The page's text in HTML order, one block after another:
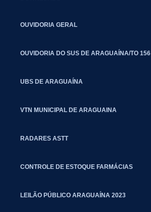
OUVIDORIA GERAL
OUVIDORIA DO SUS DE ARAGUAÍNA/TO 156
UBS DE ARAGUAÍNA
VTN MUNICIPAL DE ARAGUAINA
RADARES ASTT
CONTROLE DE ESTOQUE FARMÁCIAS
LEILÃO PÚBLICO ARAGUAÍNA 2023